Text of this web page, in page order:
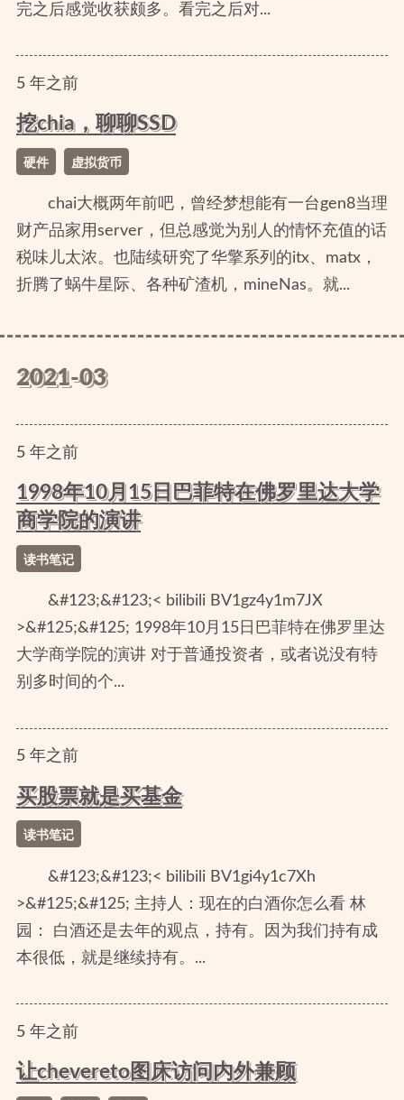
完之后感觉收获颇多。看完之后对...
5年之前
挖chia，聊聊SSD
硬件 虚拟货币
chai大概两年前吧，曾经梦想能有一台gen8当理
财产品家用server，但总感觉为别人的情怀充值的话
税味儿太浓。也陆续研究了华擎系列的itx、matx，
折腾了蜗牛星际、各种矿渣机，mineNas。就...
2021-03
5年之前
1998年10月15日巴菲特在佛罗里达大学
商学院的演讲
读书笔记
&#123;&#123;< bilibili BV1gz4y1m7JX
>&#125;&#125; 1998年10月15日巴菲特在佛罗里达
大学商学院的演讲 对于普通投资者，或者说没有特
别多时间的个...
5年之前
买股票就是买基金
读书笔记
&#123;&#123;< bilibili BV1gi4y1c7Xh
>&#125;&#125; 主持人：现在的白酒你怎么看 林
园： 白酒还是去年的观点，持有。因为我们持有成
本很低，就是继续持有。...
5年之前
让chevereto图床访问内外兼顾